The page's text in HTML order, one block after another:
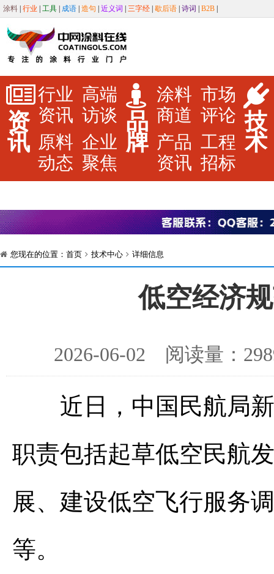
涂料 行业 工具 成语 造句 近义词 三字经 歇后语 诗词 B2B
资
讯
行业
资讯
高端
访谈
原料
动态
企业
聚焦
品
牌
涂料
商道
市场
评论
产品
资讯
工程
招标
技
术
您现在的位置： 首页 技术中心 详细信息
低空经济
2026-06-02 阅读量：
近日，中国民航局新
职责包括起草低空民航
展、建设低空飞行服务
等。